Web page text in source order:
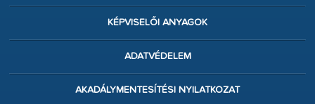
KÉPVISELŐI ANYAGOK
ADATVÉDELEM
AKADÁLYMENTESÍTÉSI NYILATKOZAT